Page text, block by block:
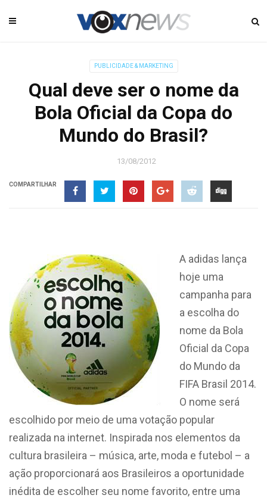
PUBLICIDADE & MARKETING
Qual deve ser o nome da
Bola Oficial da Copa do
Mundo do Brasil?
13/08/2012
COMPARTILHAR
A adidas lança
hoje uma
campanha para
a escolha do
nome da Bola
Oficial da Copa
do Mundo da
FIFA Brasil 2014.
O nome será
escolhido por meio de uma votação popular
realizada na internet. Inspirada nos elementos da
cultura brasileira – música, arte, moda e futebol – a
ação proporcionará aos Brasileiros a oportunidade
inédita de escolher seu nome favorito, entre uma